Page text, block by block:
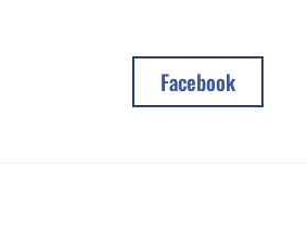
Facebook